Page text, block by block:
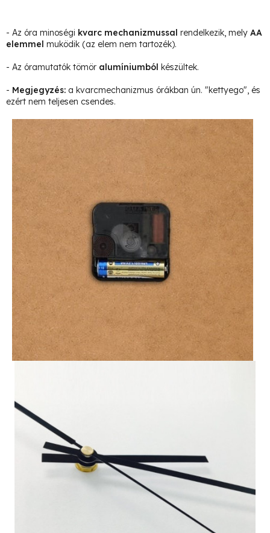
- Az óra minoségi kvarc mechanizmussal rendelkezik, mely AA
elemmel muködik (az elem nem tartozék).
- Az óramutatók tömör alumíniumból készültek.
- Megjegyzés: a kvarcmechanizmus órákban ún. "kettyego", és
ezért nem teljesen csendes.